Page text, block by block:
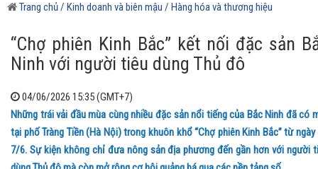
Trang chủ/ Kinh doanh và biên mậu / Hàng hóa và thương hiệu
“Chợ phiên Kinh Bắc” kết nối đặc sản
Ninh với người tiêu dùng Thủ đô
04/06/2026 15:35 (GMT+7)
Những trái vải đầu mùa cùng nhiều đặc sản nổi tiếng của Bắc Ninh đã có
tại phố Tràng Tiền (Hà Nội) trong khuôn khổ “Chợ phiên Kinh Bắc” từ ngày
7/6. Sự kiện không chỉ đưa nông sản địa phương đến gần hơn với người